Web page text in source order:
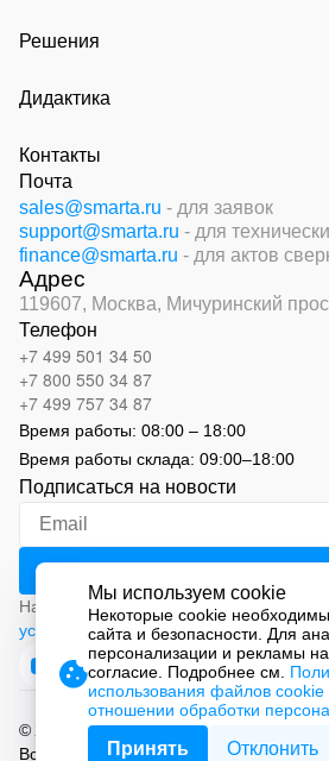
Решения
Дидактика
Контакты
Почта
sales@smarta.ru - для заявок
support@smarta.ru - для
finance@smarta.ru - для актов
Адрес
119607, Москва, Мичуринский
Телефон
+7 499 501 34 50
+7 800 550 34 87
+7 499 757 34 87
Время работы: 08:00 – 18:00
Время работы склада: 09:00–18:00
Подписаться на новости
Нажимая на кнопку «Подписаться», вы
условиями обработки персональных
© 2026 ООО «СМАРТ Автоматизация»
Все права защищены.
Мы используем cookie
Некоторые cookie
сайта и безопасности. Для
персонализации и рекламы
согласие. Подробнее см.
использования файлов cookie
отношении обработки
Принять Отклонить